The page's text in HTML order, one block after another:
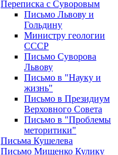
Переписка с Суворовым
Письмо Львову и
Гольдину
Министру геологии
СССР
Письмо Суворова
Львову
Письмо в "Науку и
жизнь"
Письмо в Президиум
Верховного Совета
Письмо в "Проблемы
меторитики"
Письма Кушелева
Письмо Мищенко Кулику